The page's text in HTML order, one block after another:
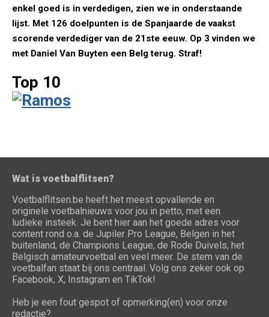
enkel goed is in verdedigen, zien we in onderstaande
lijst. Met 126 doelpunten is de Spanjaarde de vaakst
scorende verdediger van de 21ste eeuw. Op 3 vinden we
met Daniel Van Buyten een Belg terug. Straf!
Top 10
Wat is voetbalflitsen?
Voetbalflitsen.be heeft het meest opvallende en
originele voetbalnieuws voor jou in petto, met een
ludieke insteek. Je bent hier aan het goede adres voor
content rond o.a. de Jupiler Pro League, Belgen in het
buitenland, de Champions League, de Rode Duivels, het
Belgisch amateurvoetbal en veel meer. De stem van de
voetbalfan staat bij ons centraal. Volg ons zeker ook op
Facebook, X, Instagram en TikTok!
Heb je een fout gespot of opmerking(en) voor onze
redactie?